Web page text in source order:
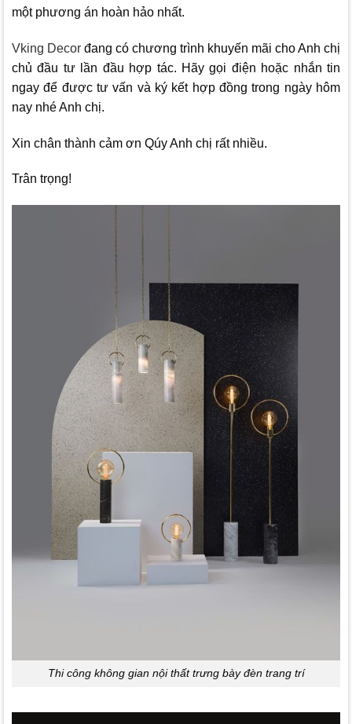
một phương án hoàn hảo nhất.
Vking Decor đang có chương trình khuyến mãi cho Anh chị
chủ đầu tư lần đầu hợp tác. Hãy gọi điện hoặc nhắn tin
ngay để được tư vấn và ký kết hợp đồng trong ngày hôm
nay nhé Anh chị.
Xin chân thành cảm ơn Qúy Anh chị rất nhiều.
Trân trọng!
Thi công không gian nội thất trưng bày đèn trang trí